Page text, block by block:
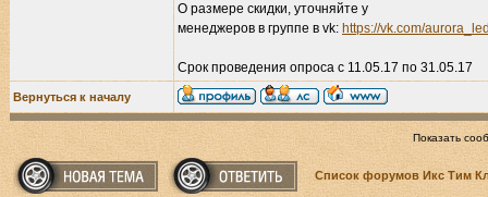
О размере скидки, уточняйте у
менеджеров в группе в vk: https://vk.com/
Срок проведения опроса с 11.05.17 по 31.05.17
Вернуться к началу
Показать
Список форумов Икс Тим